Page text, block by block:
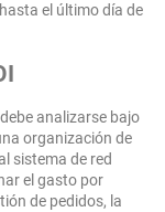
el último día de
debe analizarse bajo
organización de
sistema de red
el gasto por
de pedidos, la